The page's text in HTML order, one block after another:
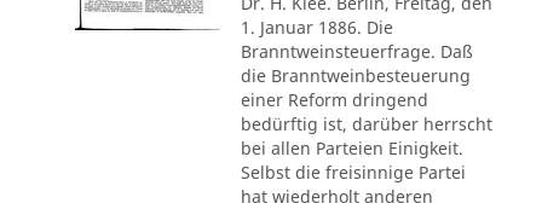
1. Januar 1886. Die
Branntweinsteuerfrage. Daß
die Branntweinbesteuerung
einer Reform dringend
bedürftig ist, darüber herrscht
bei allen Parteien Einigkeit.
Selbst die freisinnige Partei
hat wiederholt anderen